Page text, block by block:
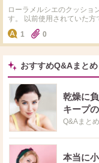
ローラメルシエのクッショ
す。 以前使用されていた
てください！
1 0
おすすめQ&Aまとめ
乾燥に
キープ
Q&Aまとめ
本当に